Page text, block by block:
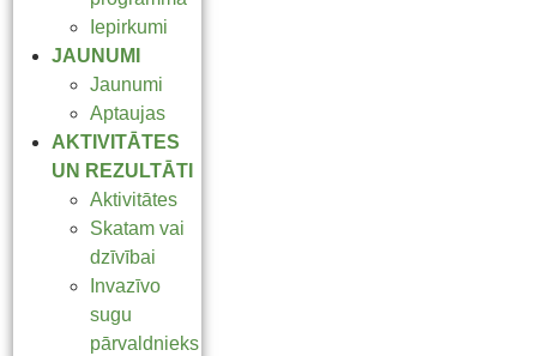
Iepirkumi
JAUNUMI
Jaunumi
Aptaujas
AKTIVITĀTES
UN REZULTĀTI
Aktivitātes
Skatam vai
dzīvībai
Invazīvo
sugu
pārvaldnieks